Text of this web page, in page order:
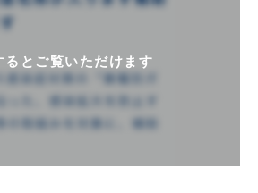
ログイン
るとご覧いただけます